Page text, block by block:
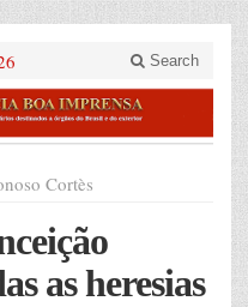
Search
Cortès
as heresias